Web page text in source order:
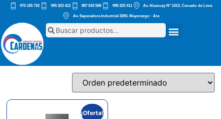
975 155 732 995 323 412 987 543 568 995 323 411 Av. Abancay Nº 1013, Cercado de Lima
Av. Separadora Industrial 3260, Mayorazgo - Ate
¡Oferta!